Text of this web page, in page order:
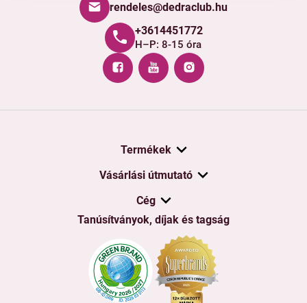
rendeles@dedraclub.hu
+3614451772
H–P: 8-15 óra
Termékek
Vásárlási útmutató
Cég
Tanúsítványok, díjak és tagság